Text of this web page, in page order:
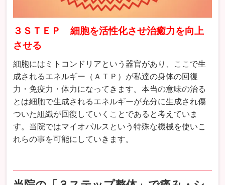
３ＳＴＥＰ 細胞を活性化させ治癒力を向上
させる
細胞にはミトコンドリアという器官があり、ここで生
成されるエネルギー（ＡＴＰ）が私達の身体の回復
力・免疫力・体力になってきます。本当の意味の治る
とは細胞で生成されるエネルギーが充分に生成され傷
ついた組織が回復していくことであると考えていま
す。当院ではマイオパルスという特殊な機械を使いこ
れらの事を可能にしていきます。